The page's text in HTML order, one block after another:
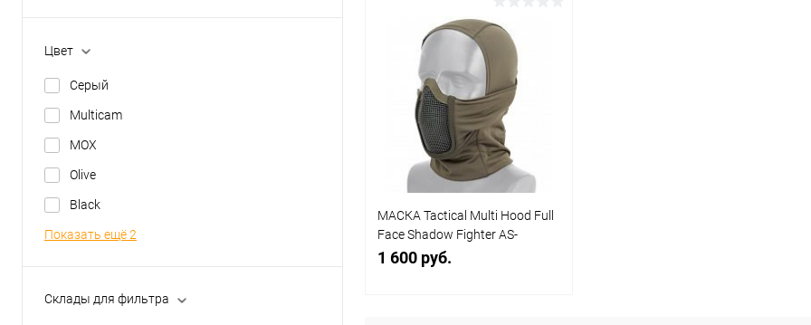
T-Armis (Россия)
Цвет
Серый
Multicam
МОХ
Olive
Black
Показать ещё 2
Склады для фильтра
В корзину
Купить в 1
сравнению
В избранное В наличии
МАСКА Tactical Multi Hood Full
Face Shadow Fighter AS-
MS0156OD
1 600 руб.